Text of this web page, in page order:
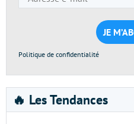
Politique de confidentialité
🔥 Les Tendances